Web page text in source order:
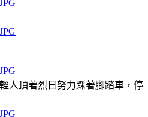
人頂著烈日努力踩著腳踏車，停